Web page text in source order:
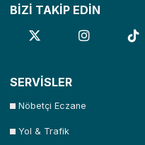
BİZİ TAKİP EDİN
SERVİSLER
Nöbetçi Eczane
Yol & Trafik